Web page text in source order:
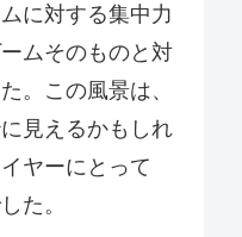
に対する集中力
ムそのものと対
。この風景は、
見えるかもしれ
ヤーにとって
た。